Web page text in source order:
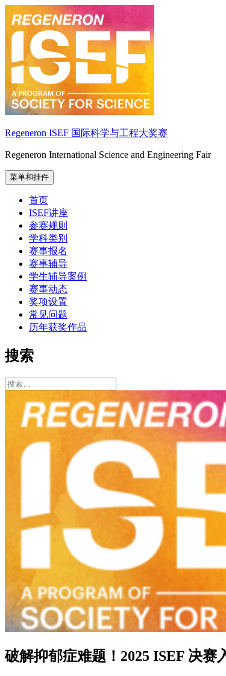
至
内
Regeneron ISEF 国际科学与工程大奖赛
Regeneron International Science and Engineering Fair
菜单和挂件
首页
ISEF讲座
参赛规则
学科类别
赛事报名
赛事辅导
学生辅导案例
赛事动态
奖项设置
常见问题
历年获奖作品
搜索
搜
破解抑郁症难题！2025 ISEF 决